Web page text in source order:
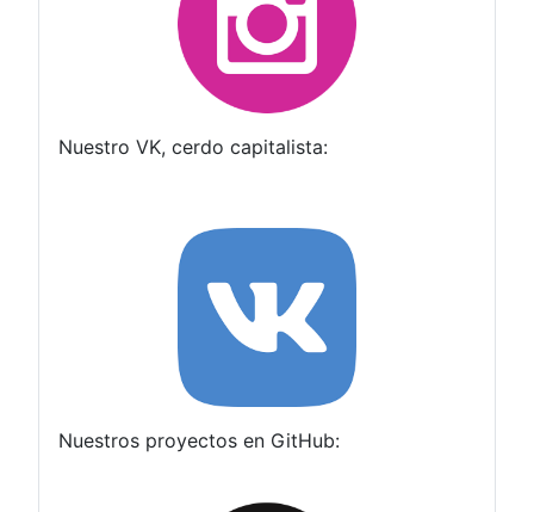
Nuestro VK, cerdo capitalista:
Nuestros proyectos en GitHub: